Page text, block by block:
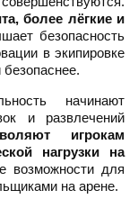
более лёгкие и
безопасность
в экипировке
начинают
и развлечений
игрокам
нагрузки на
возможности для
на арене.